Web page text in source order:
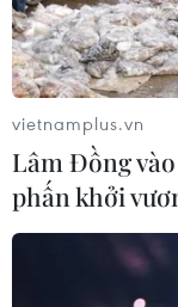
vietnamplus.vn
Lâm Đồng
phấn khởi